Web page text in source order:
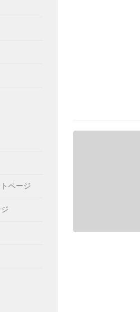
ページ